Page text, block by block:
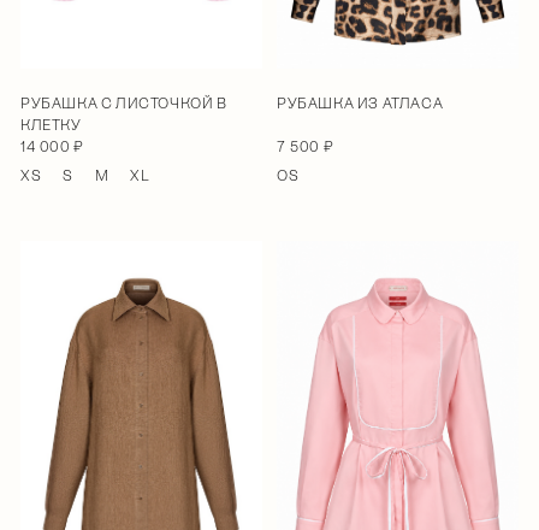
РУБАШКА С ЛИСТОЧКОЙ В
КЛЕТКУ
14 000 ₽
XS
S M XL
РУБАШКА ИЗ АТЛАСА
7 500 ₽
OS